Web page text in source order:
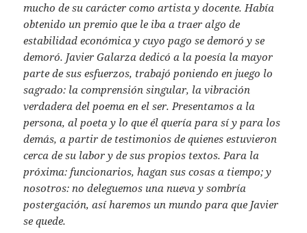
mucho de su carácter como artista y docente. Había
obtenido un premio que le iba a traer algo de
estabilidad económica y cuyo pago se demoró y se
demoró. Javier Galarza dedicó a la poesía la mayor
parte de sus esfuerzos, trabajó poniendo en juego lo
sagrado: la comprensión singular, la vibración
verdadera del poema en el ser. Presentamos a la
persona, al poeta y lo que él quería para sí y para los
demás, a partir de testimonios de quienes estuvieron
cerca de su labor y de sus propios textos. Para la
próxima: funcionarios, hagan sus cosas a tiempo; y
nosotros: no deleguemos una nueva y sombría
postergación, así haremos un mundo para que Javier
se quede.